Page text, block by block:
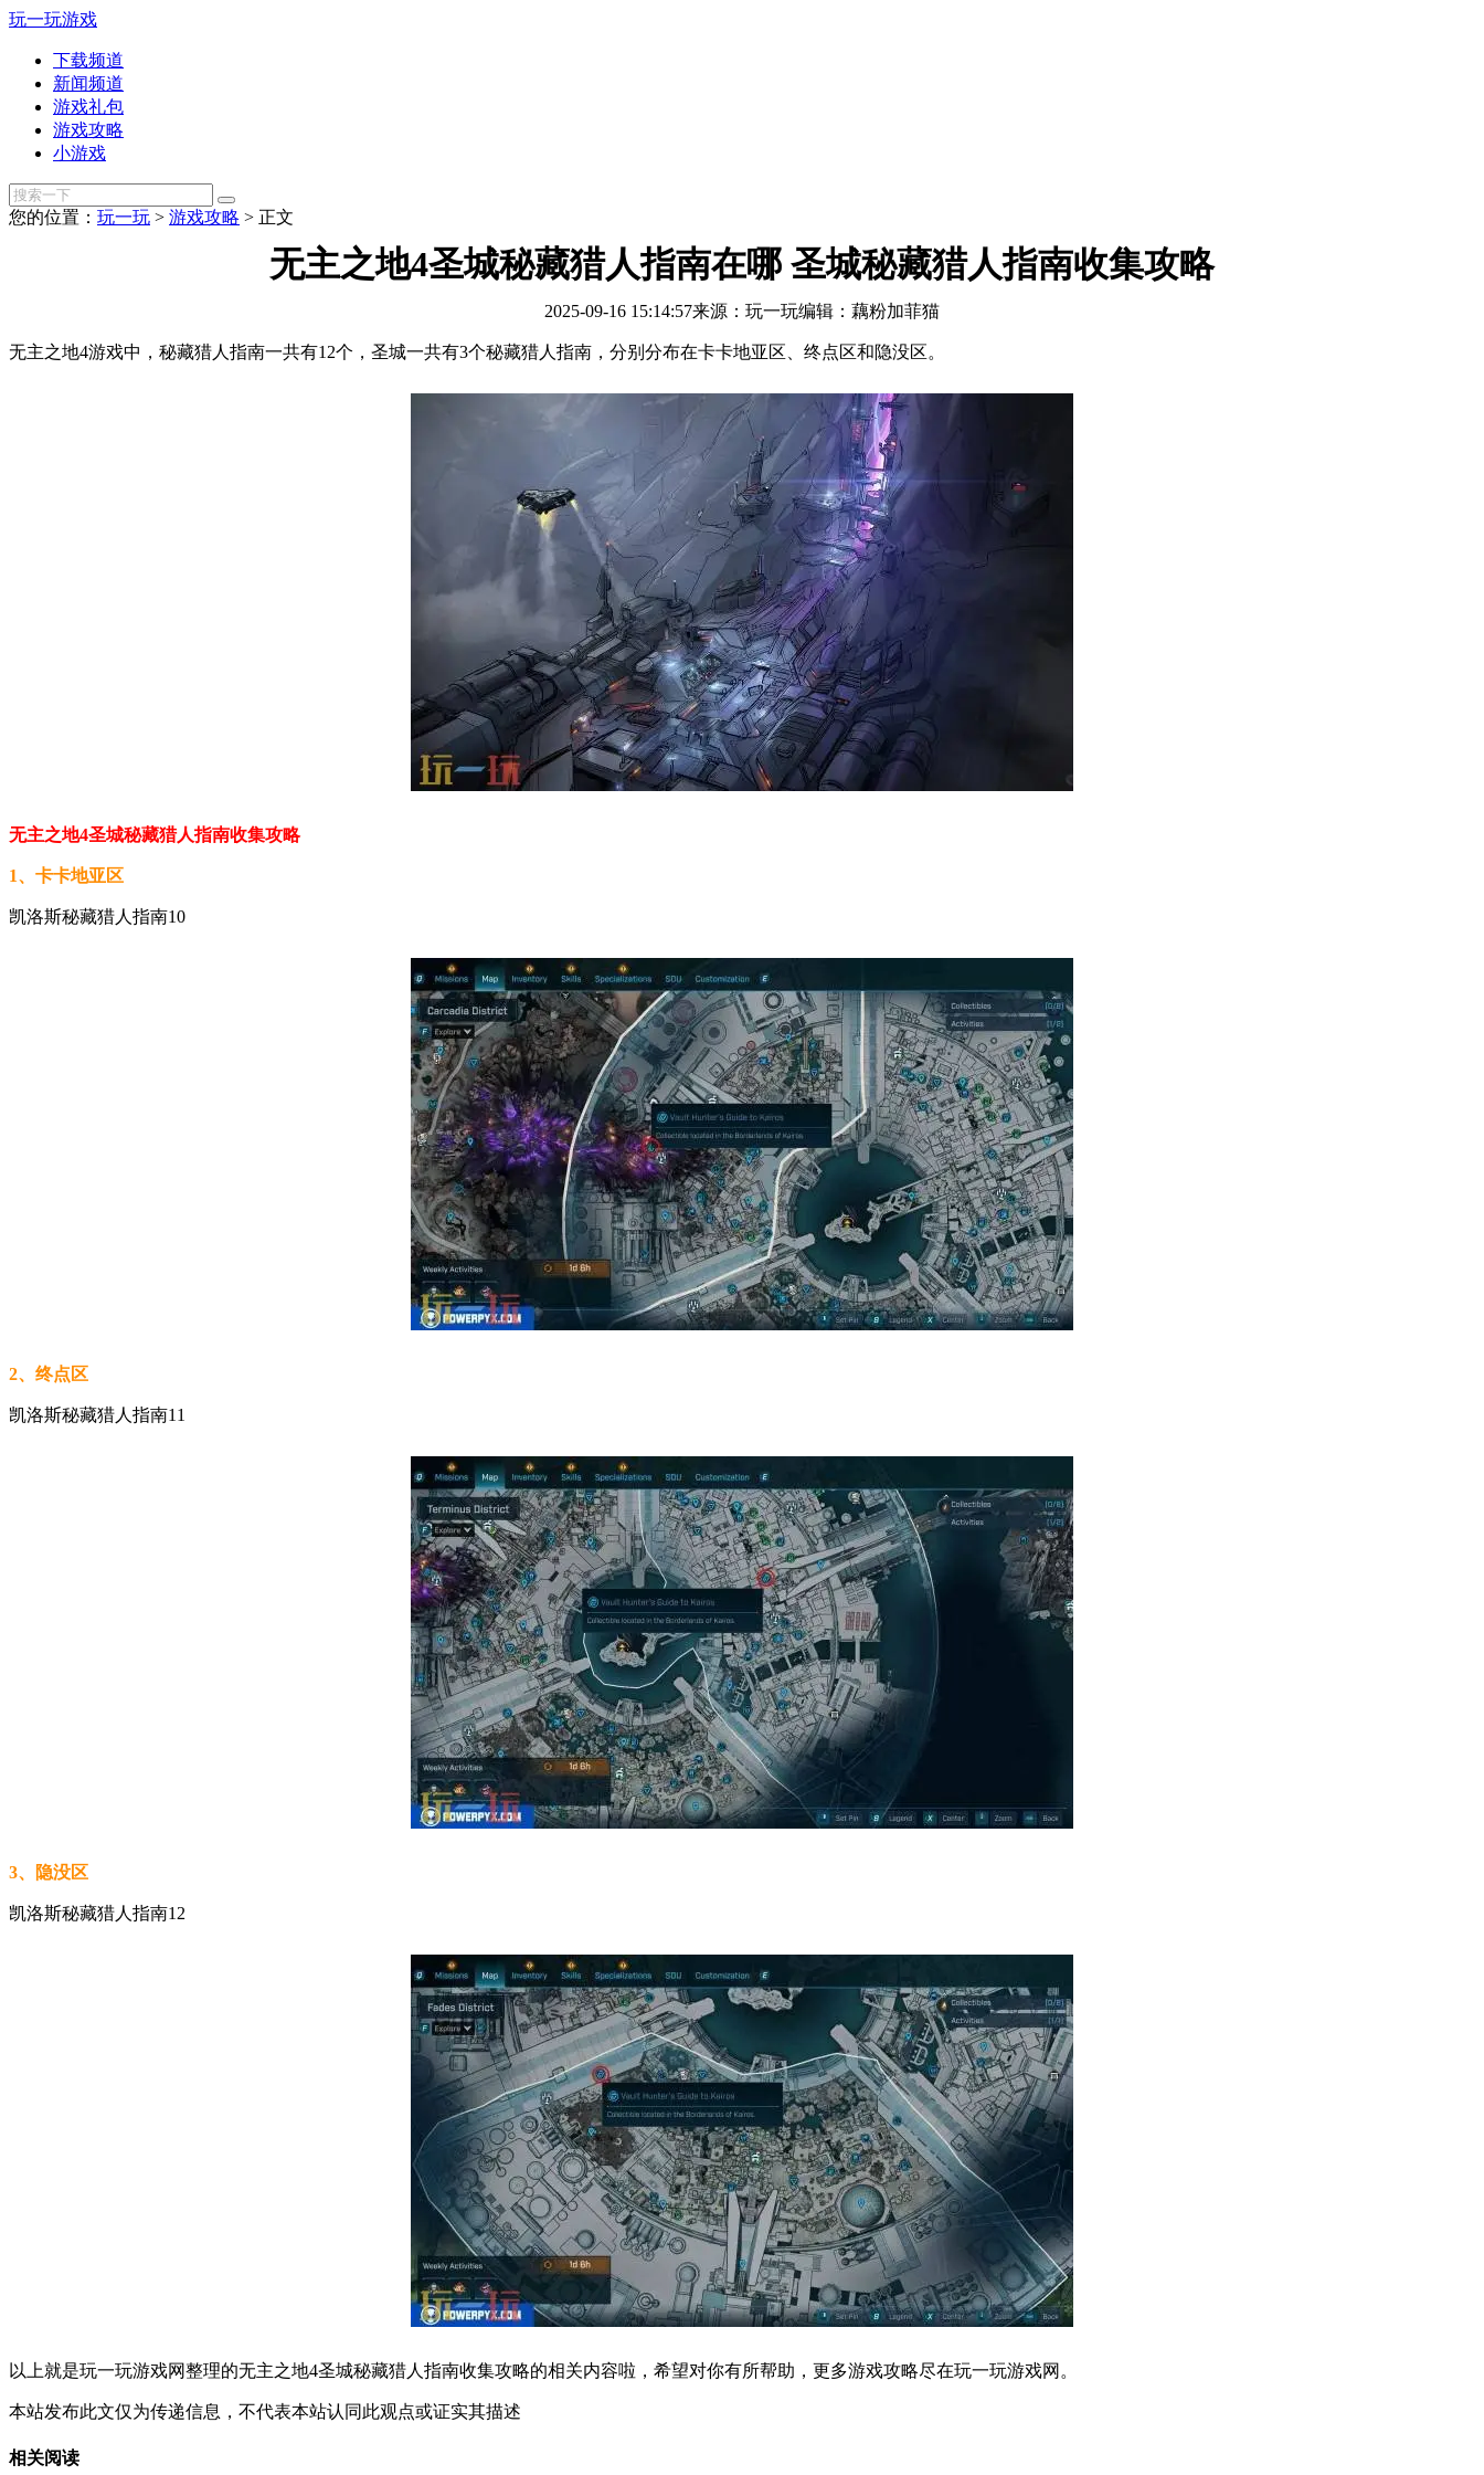
玩一玩游戏
下载频道
新闻频道
游戏礼包
游戏攻略
小游戏
您的位置： 玩一玩 > 游戏攻略 > 正文
无主之地4圣城秘藏猎人指南在哪 圣城秘藏猎人指南收集攻略
2025-09-16 15:14:57来源：玩一玩编辑：藕粉加菲猫
无主之地4游戏中，秘藏猎人指南一共有12个，圣城一共有3个秘藏猎人指南，分别分布在卡卡地亚区、终点区和隐没区。
无主之地4圣城秘藏猎人指南收集攻略
1、卡卡地亚区
凯洛斯秘藏猎人指南10
2、终点区
凯洛斯秘藏猎人指南11
3、隐没区
凯洛斯秘藏猎人指南12
​​​​​​​​​​​​​​​​​​​​​​​​​​​​​​​​​​​​​​​​​​​​​​​​​​​​​​​​​​​​​​​​​​​​​​​​​​​​​​​​​​​​​​​​​​​​​​​​​​​​​​​​​​​​​​​​​​​​​​​​​​​​​​​​​​​​​​​​​​以上就是玩一玩游戏网整理的无主之地4圣城秘藏猎人指南收集攻略的相关内容啦，希望对你有所帮助，更多游戏攻略尽在玩一玩游戏网。​​​​​​​​​​​​​​​​​​​​​​​​​​​​
本站发布此文仅为传递信息，不代表本站认同此观点或证实其描述
相关阅读